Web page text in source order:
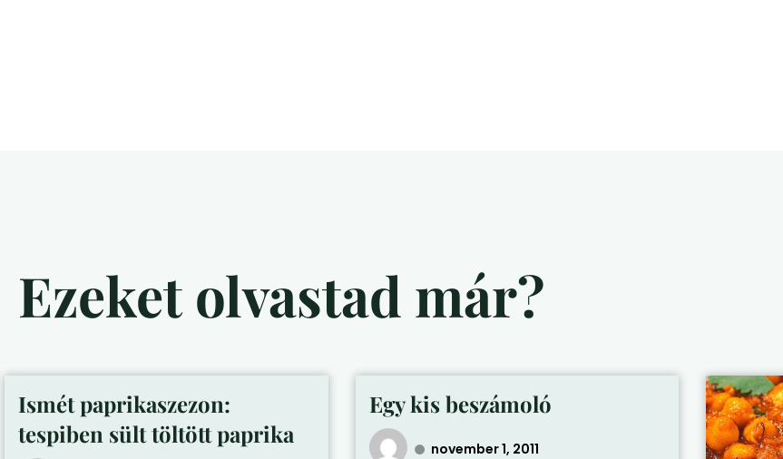
Ezeket olvastad már?
Ismét paprikaszezon:
tespiben sült töltött paprika
Egy kis beszámoló
november 1, 2011